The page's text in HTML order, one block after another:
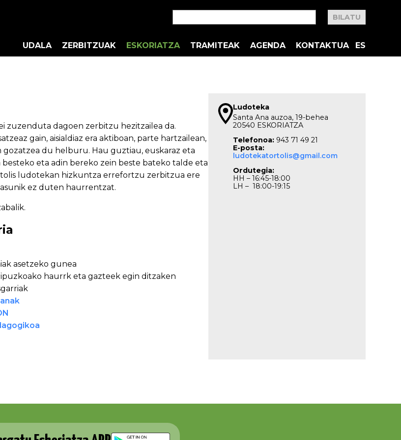
UDALA ZERBITZUAK ESKORIATZA TRAMITEAK AGENDA KONTAKTUA ES
zuzenduta dagoen zerbitzu hezitzailea da.
gain, aisialdiaz era aktiboan, parte hartzailean,
gozatzea du helburu. Hau guztiau, euskaraz eta
eta adin bereko zein beste bateko talde eta
ludotekan hizkuntza errefortzu zerbitzua ere
ez duten haurrentzat.
asetzeko gunea
haurrk eta gazteek egin ditzaken
Ludoteka
Santa Ana auzoa, 19-behea
20540 ESKORIATZA
Telefonoa:943 71 49 21
E-posta:
ludotekatortolis@gmail.com
Ordutegia:
HH – 16:45-18:00
LH – 18:00-19:15